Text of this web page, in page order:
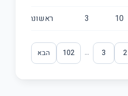
10
3 ראשונה/3
2
3
...
102 הבא